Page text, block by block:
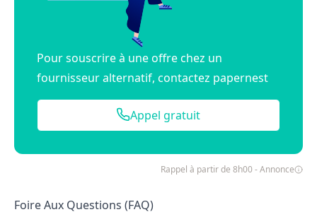
Pour souscrire à une offre chez un
fournisseur alternatif, contactez papernest
Appel gratuit
Rappel à partir de 8h00 - Annonce
Foire Aux Questions (FAQ)